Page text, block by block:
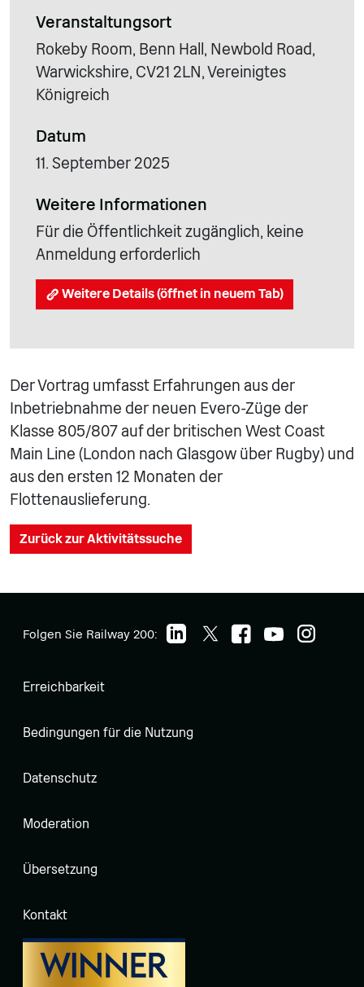
Veranstaltungsort
Rokeby Room, Benn Hall, Newbold Road,
Warwickshire, CV21 2LN, Vereinigtes
Königreich
Datum
11. September 2025
Weitere Informationen
Für die Öffentlichkeit zugänglich, keine
Anmeldung erforderlich
Weitere Details (öffnet in neuem Tab)
Der Vortrag umfasst Erfahrungen aus der
Inbetriebnahme der neuen Evero-Züge der
Klasse 805/807 auf der britischen West Coast
Main Line (London nach Glasgow über Rugby) und
aus den ersten 12 Monaten der
Flottenauslieferung.
Zurück zur Aktivitätssuche
Folgen Sie Railway 200:
Erreichbarkeit
Bedingungen für die Nutzung
Datenschutz
Moderation
Übersetzung
Kontakt